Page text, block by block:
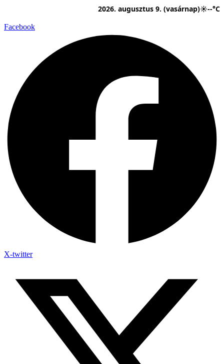
tartalomhoz
2026. augusztus 9. (vasárnap)☀--°C
Facebook
X-twitter